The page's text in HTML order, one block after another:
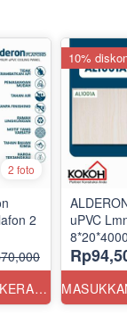
2 foto
2
MASUKKAN KE KERANJANG
uPVC
10%